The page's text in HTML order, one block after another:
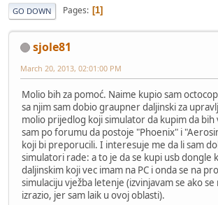
GO DOWN Pages 1
sjole81
March 20, 2013, 02:01:00 PM
Molio bih za pomoć. Naime kupio sam
sa njim sam dobio graupner daljinski za
molio prijedlog koji simulator da kupim da bih
sam po forumu da postoje "Phoenix" i
koji bi preporucili. I interesuje me da li sam
simulatori rade: a to je da se kupi usb dongle
daljinskim koji vec imam na PC i onda se na
simulaciju vježba letenje (izvinjavam se ako
izrazio, jer sam laik u ovoj oblasti).